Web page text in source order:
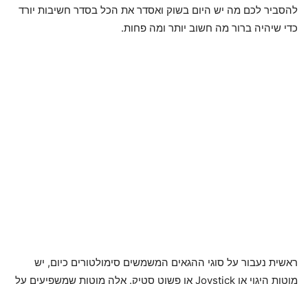
להסביר לכם מה יש היום בשוק ואסדר את הכל בסדר חשיבות יורד
כדי שיהיה ברור מה חשוב יותר ומה פחות.
ראשית נעבור על סוגי ההגאים המשמשים סימולטורים כיום, יש
מוטות היגוי או Joystick או פשוט סטיק. אלה מוטות שמשפיעים על